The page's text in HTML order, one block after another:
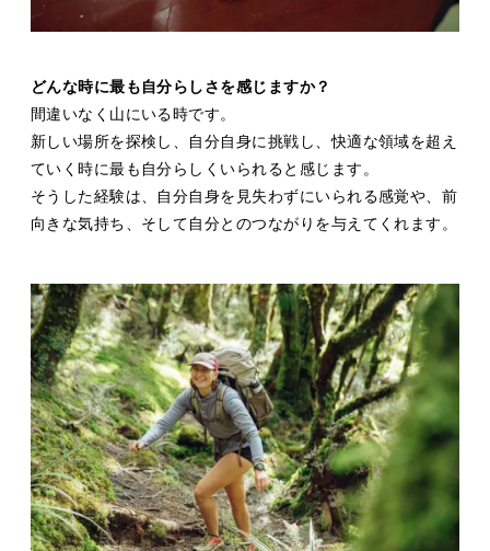
どんな時に最も自分らしさを感じますか？
間違いなく山にいる時です。
新しい場所を探検し、自分自身に挑戦し、快適な領域を超え
ていく時に最も自分らしくいられると感じます。
そうした経験は、自分自身を見失わずにいられる感覚や、前
向きな気持ち、そして自分とのつながりを与えてくれます。